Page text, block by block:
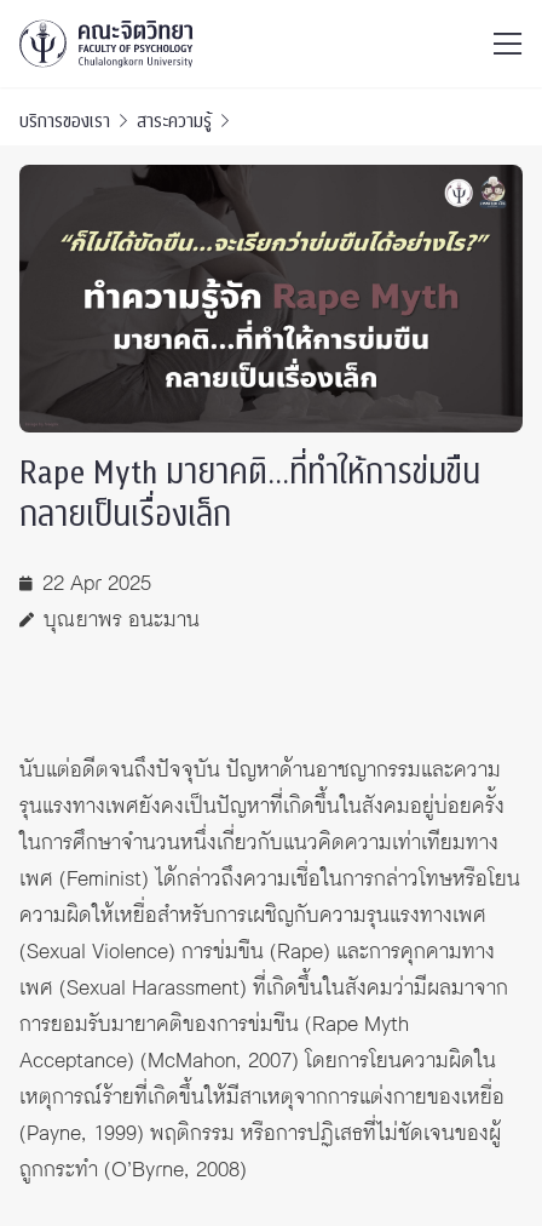
บริการของเรา สาระความรู้
Rape Myth มายาคติ…ที่ทำให้การข่มขืน
กลายเป็นเรื่องเล็ก
22 Apr 2025
บุณยาพร อนะมาน
นับแต่อดีตจนถึงปัจจุบัน ปัญหาด้านอาชญากรรมและความ
รุนแรงทางเพศยังคงเป็นปัญหาที่เกิดขึ้นในสังคมอยู่บ่อยครั้ง
ในการศึกษาจำนวนหนึ่งเกี่ยวกับแนวคิดความเท่าเทียมทาง
เพศ (Feminist) ได้กล่าวถึงความเชื่อในการกล่าวโทษหรือโยน
ความผิดให้เหยื่อสำหรับการเผชิญกับความรุนแรงทางเพศ
(Sexual Violence) การข่มขืน (Rape) และการคุกคามทาง
เพศ (Sexual Harassment) ที่เกิดขึ้นในสังคมว่ามีผลมาจาก
การยอมรับมายาคติของการข่มขืน (Rape Myth
Acceptance) (McMahon, 2007) โดยการโยนความผิดใน
เหตุการณ์ร้ายที่เกิดขึ้นให้มีสาเหตุจากการแต่งกายของเหยื่อ
(Payne, 1999) พฤติกรรม หรือการปฏิเสธที่ไม่ชัดเจนของผู้
ถูกกระทำ (O’Byrne, 2008)